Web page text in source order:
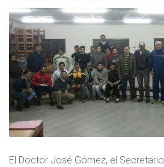
El Doctor José Gómez, el